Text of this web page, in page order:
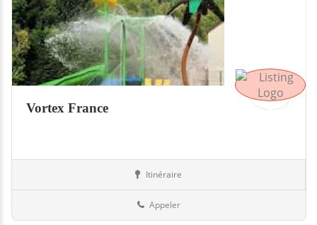
Vortex France
Itinéraire
Appeler